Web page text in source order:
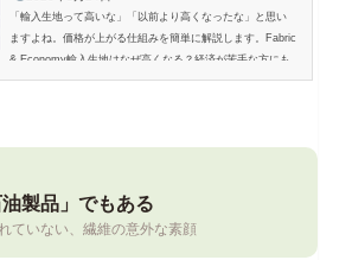
「輸入生地って高いな」「以前より高くなったな」と思い
ますよね。価格が上がる仕組みを簡単に解説します。Fabric
& Economy輸入生地はなぜ高くなる？経済が苦手な方にも
わかる3つの理由「なんで最近こんなに高いの？」その疑問
製品」でもある
ていない、繊維の意外な素顔